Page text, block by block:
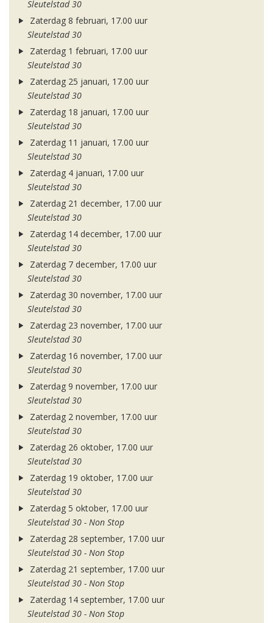
Sleutelstad 30
Zaterdag 8 februari, 17.00 uur
Sleutelstad 30
Zaterdag 1 februari, 17.00 uur
Sleutelstad 30
Zaterdag 25 januari, 17.00 uur
Sleutelstad 30
Zaterdag 18 januari, 17.00 uur
Sleutelstad 30
Zaterdag 11 januari, 17.00 uur
Sleutelstad 30
Zaterdag 4 januari, 17.00 uur
Sleutelstad 30
Zaterdag 21 december, 17.00 uur
Sleutelstad 30
Zaterdag 14 december, 17.00 uur
Sleutelstad 30
Zaterdag 7 december, 17.00 uur
Sleutelstad 30
Zaterdag 30 november, 17.00 uur
Sleutelstad 30
Zaterdag 23 november, 17.00 uur
Sleutelstad 30
Zaterdag 16 november, 17.00 uur
Sleutelstad 30
Zaterdag 9 november, 17.00 uur
Sleutelstad 30
Zaterdag 2 november, 17.00 uur
Sleutelstad 30
Zaterdag 26 oktober, 17.00 uur
Sleutelstad 30
Zaterdag 19 oktober, 17.00 uur
Sleutelstad 30
Zaterdag 5 oktober, 17.00 uur
Sleutelstad 30 - Non Stop
Zaterdag 28 september, 17.00 uur
Sleutelstad 30 - Non Stop
Zaterdag 21 september, 17.00 uur
Sleutelstad 30 - Non Stop
Zaterdag 14 september, 17.00 uur
Sleutelstad 30 - Non Stop